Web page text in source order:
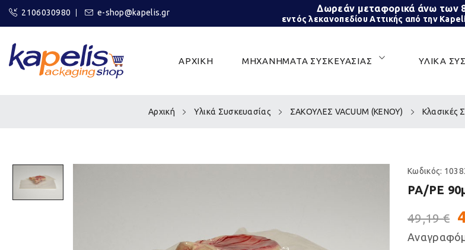
Δωρεάν μεταφορικά άνω των
εντός λεκανοπεδίου Αττικής από την
2106030980 e-shop@kapelis.gr
ΑΡΧΙΚΗ ΜΗΧΑΝΗΜΑΤΑ ΣΥΣΚΕΥΑΣΙΑΣ ΥΛΙΚΑ
Αρχική Υλικά Συσκευασίας ΣΑΚΟΥΛΕΣ VACUUM (ΚΕΝΟΥ) Κλασικές
Κωδικός:
PA/PE
49,19 €